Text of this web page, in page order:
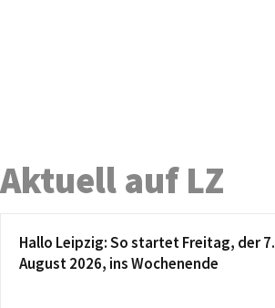
Aktuell auf LZ
Hallo Leipzig: So startet Freitag, der 7.
August 2026, ins Wochenende